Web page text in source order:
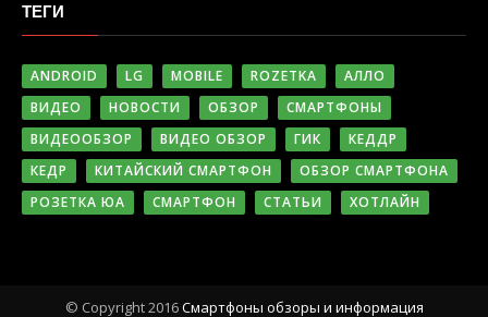
ТЕГИ
ANDROID LG MOBILE ROZETKA
АЛЛО
ВИДЕО
НОВОСТИ ОБЗОР
СМАРТФОНЫ
ВИДЕООБЗОР
ВИДЕО ОБЗОР ГИК
КЕДДР
КЕДР
КИТАЙСКИЙ СМАРТФОН
ОБЗОР СМАРТФОНА
РОЗЕТКА ЮА
СМАРТФОН СТАТЬИ ХОТЛАЙН
© Copyright 2016Cмартфоны обзоры и информация